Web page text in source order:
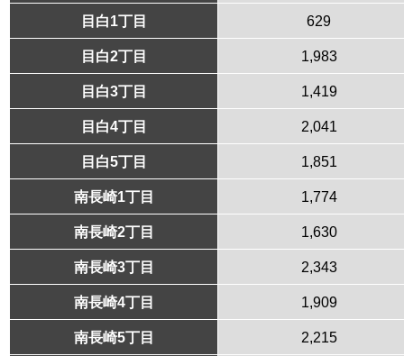
目白1丁目 629
目白2丁目 1,983
目白3丁目 1,419
目白4丁目 2,041
目白5丁目 1,851
南長崎1丁目 1,774
南長崎2丁目 1,630
南長崎3丁目 2,343
南長崎4丁目 1,909
南長崎5丁目 2,215